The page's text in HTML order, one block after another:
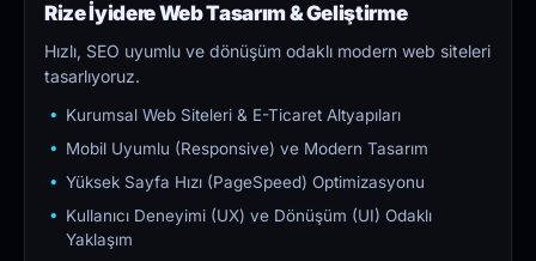
Rize İyidere Web Tasarım & Geliştirme
Hızlı, SEO uyumlu ve dönüşüm odaklı modern web siteleri
tasarlıyoruz.
Kurumsal Web Siteleri & E-Ticaret Altyapıları
Mobil Uyumlu (Responsive) ve Modern Tasarım
Yüksek Sayfa Hızı (PageSpeed) Optimizasyonu
Kullanıcı Deneyimi (UX) ve Dönüşüm (UI) Odaklı
Yaklaşım